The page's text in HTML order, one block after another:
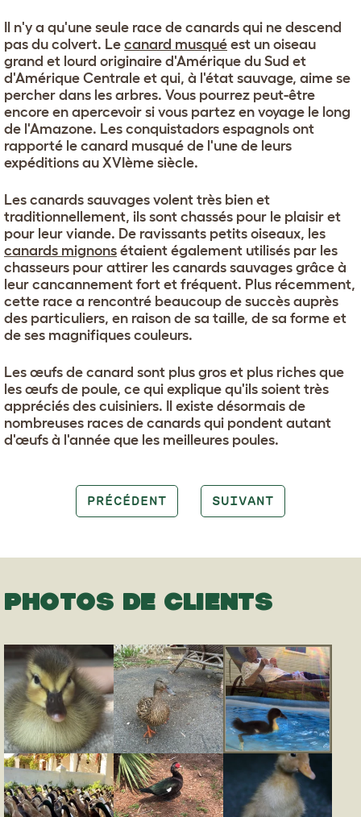
Il n'y a qu'une seule race de canards qui ne descend
pas du colvert. Le canard musqué est un oiseau
grand et lourd originaire d'Amérique du Sud et
d'Amérique Centrale et qui, à l'état sauvage, aime se
percher dans les arbres. Vous pourrez peut-être
encore en apercevoir si vous partez en voyage le long
de l'Amazone. Les conquistadors espagnols ont
rapporté le canard musqué de l'une de leurs
expéditions au XVIème siècle.
Les canards sauvages volent très bien et
traditionnellement, ils sont chassés pour le plaisir et
pour leur viande. De ravissants petits oiseaux, les
canards mignons étaient également utilisés par les
chasseurs pour attirer les canards sauvages grâce à
leur cancannement fort et fréquent. Plus récemment,
cette race a rencontré beaucoup de succès auprès
des particuliers, en raison de sa taille, de sa forme et
de ses magnifiques couleurs.
Les œufs de canard sont plus gros et plus riches que
les œufs de poule, ce qui explique qu'ils soient très
appréciés des cuisiniers. Il existe désormais de
nombreuses races de canards qui pondent autant
d'œufs à l'année que les meilleures poules.
PRÉCÉDENT SUIVANT
PHOTOS DE CLIENTS